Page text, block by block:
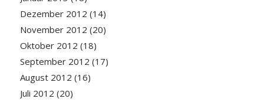
Dezember 2012 (14)
November 2012 (20)
Oktober 2012 (18)
September 2012 (17)
August 2012 (16)
Juli 2012 (20)